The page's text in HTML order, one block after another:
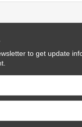
to get update